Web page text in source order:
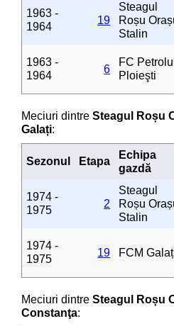
1963 -
1964
19
Steagul
Roșu
Stalin
1963 -
1964
6
FC Petrolul
Ploieşti
Meciuri dintreSteagul Roșu
Galați:
Sezonul Etapa
Echipa
gazdă
1974 -
1975
2
Steagul
Roșu
Stalin
1974 -
1975
19 FCM
Meciuri dintreSteagul Roșu
Constanţa: